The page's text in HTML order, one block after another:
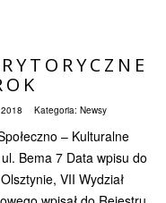
Kategoria: Newsy
– Kulturalne
Bema 7 Data wpisu do
VII Wydział